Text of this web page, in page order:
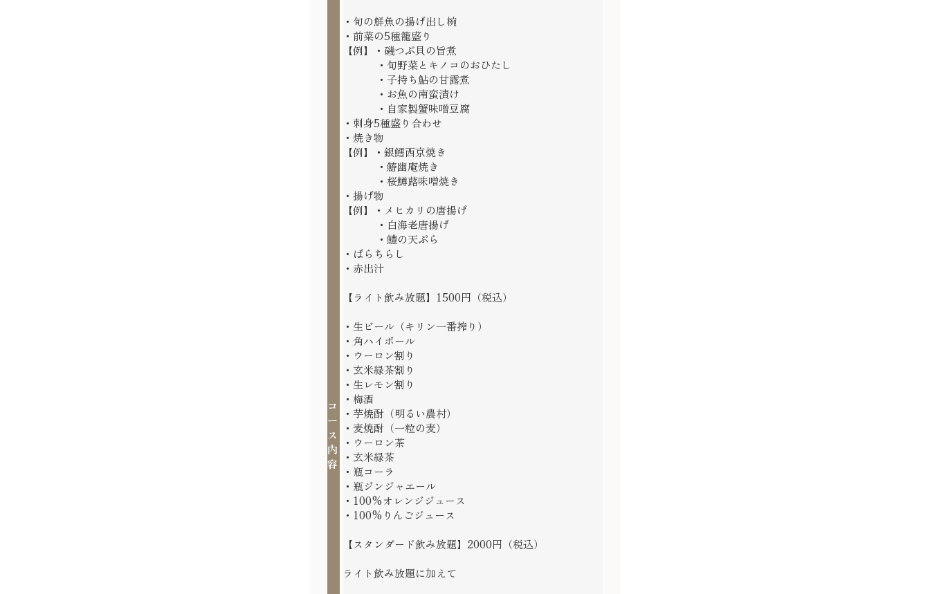
コ
ー
ス
内
容
・旬の鮮魚の揚げ出し椀
・前菜の5種籠盛り
【例】・磯つぶ貝の旨煮
・旬野菜とキノコのおひたし
・子持ち鮎の甘露煮
・お魚の南蛮漬け
・自家製蟹味噌豆腐
・刺身5種盛り合わせ
・焼き物
【例】・銀鱈西京焼き
・鰆幽庵焼き
・桜鱒蕗味噌焼き
・揚げ物
【例】・メヒカリの唐揚げ
・白海老唐揚げ
・鱧の天ぷら
・ばらちらし
・赤出汁
【ライト飲み放題】1500円（税込）
・生ビール（キリン一番搾り）
・角ハイボール
・ウーロン割り
・玄米緑茶割り
・生レモン割り
・梅酒
・芋焼酎（明るい農村）
・麦焼酎（一粒の麦）
・ウーロン茶
・玄米緑茶
・瓶コーラ
・瓶ジンジャエール
・100%オレンジジュース
・100%りんごジュース
【スタンダード飲み放題】2000円（税込）
ライト飲み放題に加えて